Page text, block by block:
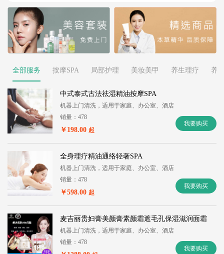
全部服务 按摩SPA 局部护理 美妆美甲 养生理疗 养
中式泰式古法祛湿精油按摩SPA
机器上门清洗，适用于家庭、办公室、酒店
销量：478
￥198.00 起
我要购买
全身理疗精油通络轻奢SPA
机器上门清洗，适用于家庭、办公室、酒店
销量：478
￥598.00 起
我要购买
麦吉丽贵妇膏美颜膏素颜霜遮毛孔保湿滋润面霜
机器上门清洗，适用于家庭、办公室、酒店
销量：478
我要购买